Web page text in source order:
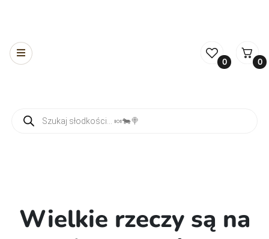
0 0
Wielkie rzeczy są na